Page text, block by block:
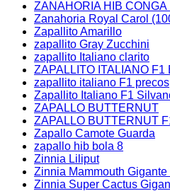
ZANAHORIA HIB
Zanahoria Royal Carol
Zapallito Amarillo
zapallito Gray Zucchini
zapallito Italiano clarito
ZAPALLITO ITALIANO F1
zapallito italiano F1 precos
Zapallito Italiano F1
ZAPALLO BUTTERNUT
ZAPALLO BUTTERNUT
Zapallo Camote Guarda
zapallo hib bola 8
Zinnia Liliput
Zinnia Mammouth Gigante
Zinnia Super Cactus